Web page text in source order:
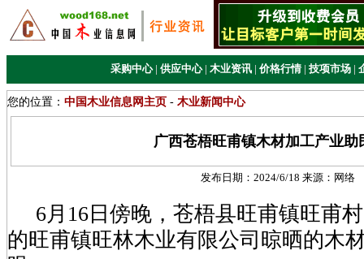
采购中心 | 供应中心 | 木业资讯 | 价格行情 | 技项市场 |
您的位置： 中国木业信息网主页 - 木业新闻中心
广西苍梧旺甫镇木材加工产业助
发布日期：2024/6/18 来源： 网络
6月16日傍晚，苍梧县旺甫镇旺甫
的旺甫镇旺林木业有限公司晾晒的木